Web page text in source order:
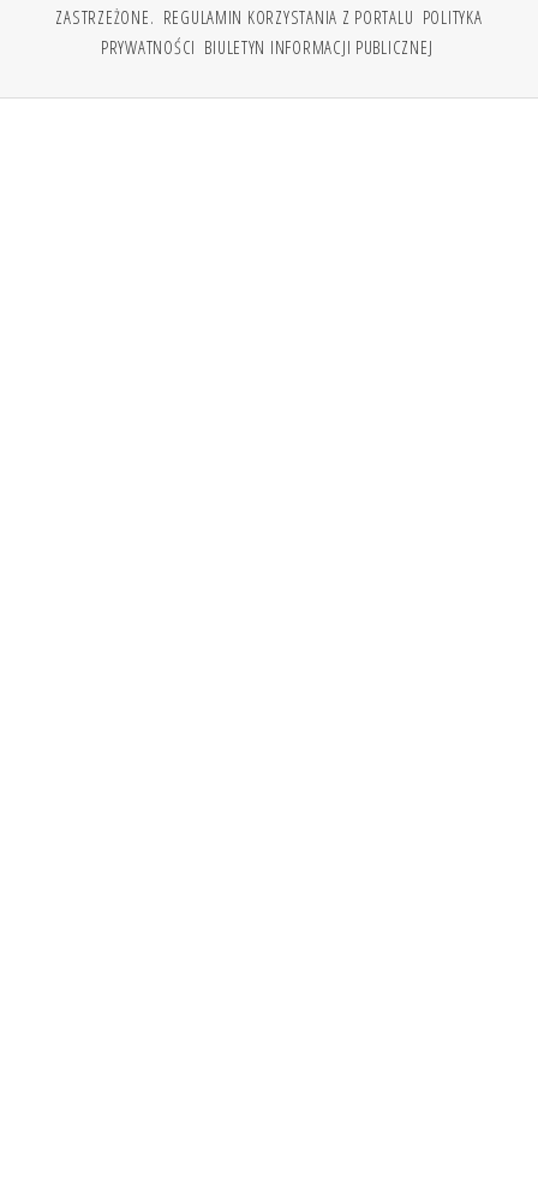
ZASTRZEŻONE. REGULAMIN KORZYSTANIA Z PORTALU POLITYKA
PRYWATNOŚCI BIULETYN INFORMACJI PUBLICZNEJ